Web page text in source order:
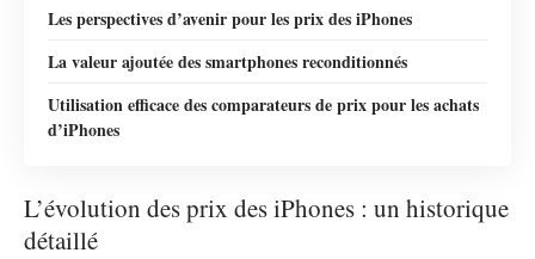
Les perspectives d’avenir pour les prix des iPhones
La valeur ajoutée des smartphones reconditionnés
Utilisation efficace des comparateurs de prix pour les achats
d’iPhones
L’évolution des prix des iPhones : un historique
détaillé